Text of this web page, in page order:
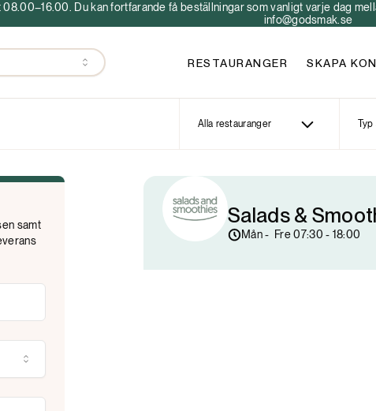
Du kan fortfarande få beställningar som vanligt varje dag
info@godsmak.se
RESTAURANGER SKAPA
Alla restauranger
samt
Salads &
Mån -  Fre 07:30 - 18:00